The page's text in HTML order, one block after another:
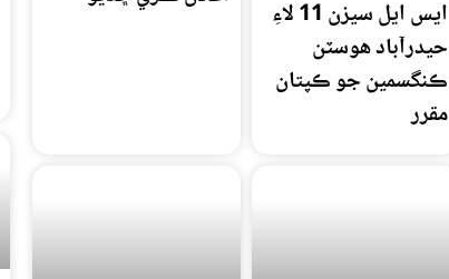
ايس ايل سيزن 11 لاءِ
حيدرآباد هوسٽن
ڪنگسمين جو ڪپتان
مقرر